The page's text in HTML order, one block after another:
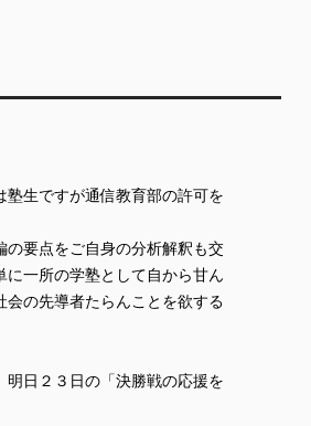
生ですが通信教育部の許可を
の要点をご自身の分析解釈も交
一所の学塾として自から甘ん
の先導者たらんことを欲する
日２３日の「決勝戦の応援を